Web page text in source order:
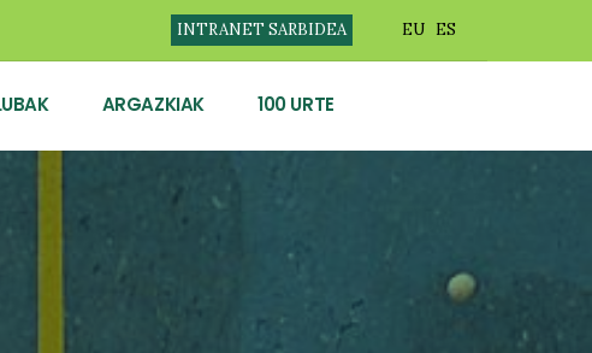
INTRANET SARBIDEA EU ES
ARGAZKIAK 100 URTE